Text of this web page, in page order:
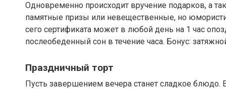
Одновременно происходит вручение подарков, а
памятные призы или невещественные, но
сего сертификата может в любой день на 1 час
послеобеденный сон в течение часа. Бонус:
Праздничный торт
Пусть завершением вечера станет сладкое